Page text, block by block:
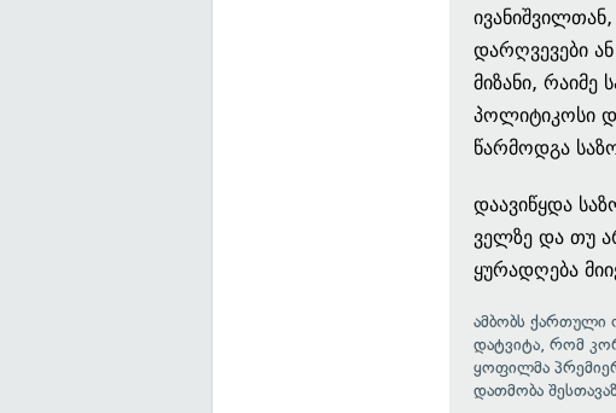
დარღვევები
მიზანი,
პოლიტიკოსი
წარმოდგა
დაავიწყდა
ველზე და თუ
ყურადღება
ამბობს ქართული
დატვიტა, რომ
ყოფილმა
დათმობა